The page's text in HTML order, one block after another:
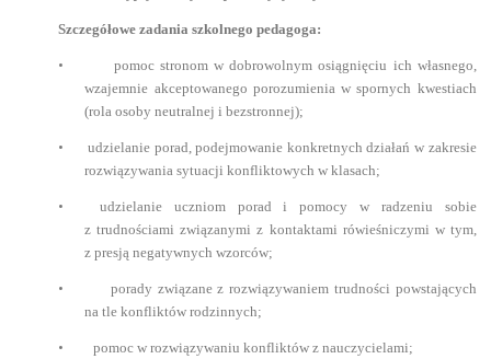
Szczegółowe zadania szkolnego pedagoga:
•pomoc stronom w dobrowolnym osiągnięciu ich własnego,
wzajemnie akceptowanego porozumienia w spornych kwestiach
(rola osoby neutralnej i bezstronnej);
• udzielanie porad, podejmowanie konkretnych działań w zakresie
rozwiązywania sytuacji konfliktowych w klasach;
•
udzielanie uczniom porad i pomocy w radzeniu sobie
z trudnościami związanymi z kontaktami rówieśniczymi w tym,
z presją negatywnych wzorców;
•
porady związane z rozwiązywaniem trudności powstających
na tle konfliktów rodzinnych;
•pomoc w rozwiązywaniu konfliktów z nauczycielami;